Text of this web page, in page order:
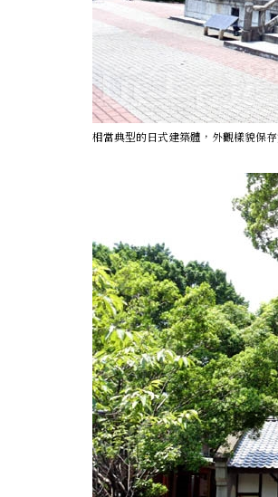
相當典型的日式建築體，外觀樣貌保